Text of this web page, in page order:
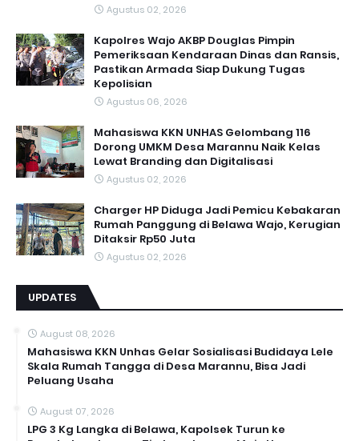
Agustus 02, 2026
Kapolres Wajo AKBP Douglas Pimpin
Pemeriksaan Kendaraan Dinas dan Ransis,
Pastikan Armada Siap Dukung Tugas
Kepolisian
Agustus 06, 2026
Mahasiswa KKN UNHAS Gelombang 116
Dorong UMKM Desa Marannu Naik Kelas
Lewat Branding dan Digitalisasi
Agustus 02, 2026
Charger HP Diduga Jadi Pemicu Kebakaran
Rumah Panggung di Belawa Wajo, Kerugian
Ditaksir Rp50 Juta
Agustus 02, 2026
UPDATES
August 08, 2026
Mahasiswa KKN Unhas Gelar Sosialisasi Budidaya Lele
Skala Rumah Tangga di Desa Marannu, Bisa Jadi
Peluang Usaha
August 07, 2026
LPG 3 Kg Langka di Belawa, Kapolsek Turun ke